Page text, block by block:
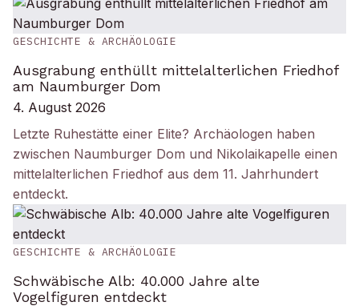
GESCHICHTE & ARCHÄOLOGIE
Ausgrabung enthüllt mittelalterlichen Friedhof
am Naumburger Dom
4. August 2026
Letzte Ruhestätte einer Elite? Archäologen haben
zwischen Naumburger Dom und Nikolaikapelle einen
mittelalterlichen Friedhof aus dem 11. Jahrhundert
entdeckt.
GESCHICHTE & ARCHÄOLOGIE
Schwäbische Alb: 40.000 Jahre alte
Vogelfiguren entdeckt